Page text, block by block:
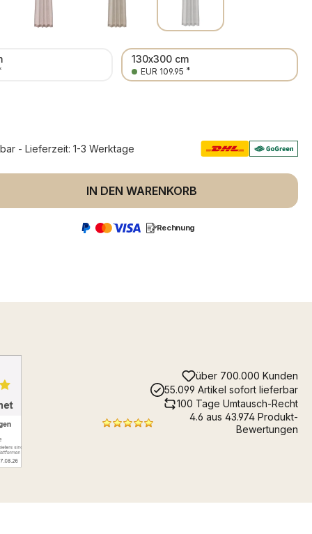
130x300 cm
EUR 109.95 *
- Lieferzeit: 1-3 Werktage
Gib den gewünschten Wert
IN DEN WARENKORB
Rechnung
über 700.000 Kunden
55.099 Artikel sofort lieferbar
100 Tage Umtausch-Recht
4.6 aus 43.974 Produkt-
Bewertungen